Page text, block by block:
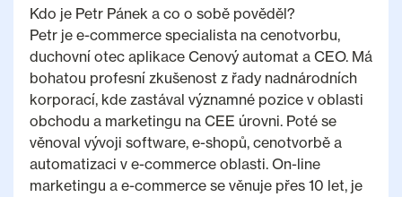
Kdo je Petr Pánek a co o sobě pověděl?
Petr je e-commerce specialista na cenotvorbu,
duchovní otec aplikace Cenový automat a CEO. Má
bohatou profesní zkušenost z řady nadnárodních
korporací, kde zastával významné pozice v oblasti
obchodu a marketingu na CEE úrovni. Poté se
věnoval vývoji software, e-shopů, cenotvorbě a
automatizaci v e-commerce oblasti. On-line
marketingu a e-commerce se věnuje přes 10 let, je